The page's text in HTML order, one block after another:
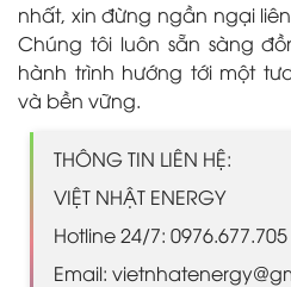
nhất, xin đừng ngần ngại
Chúng tôi luôn sẵn sàng
hành trình hướng tới một
và bền vững.
THÔNG TIN LIÊN HỆ:
VIỆT NHẬT ENERGY
Hotline 24/7: 0976.677.705
Email: